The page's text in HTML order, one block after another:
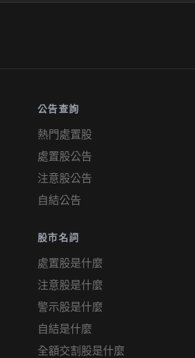
公告查詢
熱門處置股
處置股公告
注意股公告
自結公告
股市名詞
處置股是什麼
注意股是什麼
警示股是什麼
自結是什麼
全額交割股是什麼